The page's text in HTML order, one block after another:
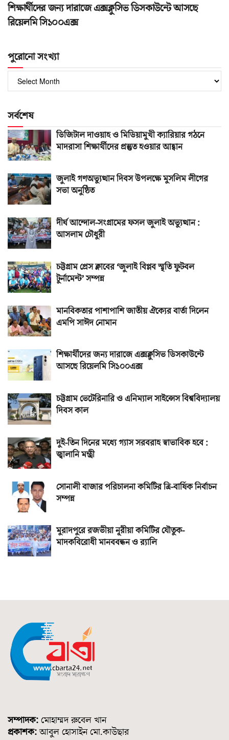
শিক্ষার্থীদের জন্য দারাজে এক্সক্লুসিভ ডিসকাউন্টে আসছে
রিয়েলমি সি১০০এক্স
পুরোনো সংখ্যা
সংখ্যা
সর্বশেষ
ডিজিটাল দাওয়াহ ও মিডিয়ামুখী ক্যারিয়ার গঠনে
মাদরাসা শিক্ষার্থীদের প্রস্তুত হওয়ার আহ্বান
জুলাই গণঅভ্যুত্থান দিবস উপলক্ষে মুসলিম লীগের
সভা অনুষ্ঠিত
দীর্ঘ আন্দোল-সংগ্রামের ফসল জুলাই অভ্যুত্থান :
আসলাম চৌধুরী
চট্টগ্রাম প্রেস ক্লাবের ‘জুলাই বিপ্লব স্মৃতি ফুটবল
টুর্নামেন্ট’ সম্পন্ন
মানবিকতার পাশাপাশি জাতীয় ঐক্যের বার্তা দিলেন
এমপি সাঈদ নোমান
শিক্ষার্থীদের জন্য দারাজে এক্সক্লুসিভ ডিসকাউন্টে
আসছে রিয়েলমি সি১০০এক্স
চট্টগ্রাম ভেটেরিনারি ও এনিম্যাল সাইন্সেস বিশ্ববিদ্যালয়
দিবস কাল
দুই-তিন দিনের মধ্যে গ্যাস সরবরাহ স্বাভাবিক হবে :
জ্বালানি মন্ত্রী
সোনালী বাজার পরিচালনা কমিটির ত্রি-বার্ষিক নির্বাচন
সম্পন্ন
মুরাদপুরে রজভীয়া নূরীয়া কমিটির যৌতুক-
মাদকবিরোধী মানববন্ধন ও র‌্যালি
সম্পাদক: মোহাম্মদ রুবেল খান
প্রকাশক:আবুল হোসাইন মো.কাউছার